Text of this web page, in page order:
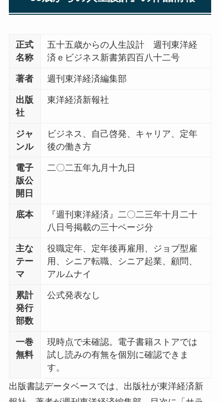
正式
名称
五十五歳からの人生設計 週刊東洋経
済ｅビジネス新書第四百八十二号
著者 週刊東洋経済編集部
出版
社
東洋経済新報社
ジャ
ンル
ビジネス、自己啓発、キャリア、定年
後の働き方
電子
版公
開日
二〇二五年九月十九日
底本
『週刊東洋経済』二〇二三年十月二十
八日号掲載の三十ページ分
主な
テー
マ
役職定年、定年後再雇用、ジョブ型雇
用、シニア転職、シニア起業、顧問、
アルムナイ
累計
発行
部数
公式発表なし
一巻
無料
現時点で未確認。電子書籍ストアでは
試し読みの有無を個別に確認できま
す。
出版書誌データベースでは、出版社が東洋経済新